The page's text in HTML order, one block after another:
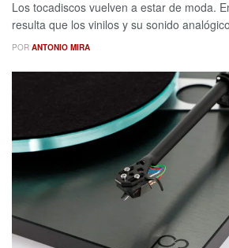
Los tocadiscos vuelven a estar de moda.
resulta que los vinilos y su sonido
POR ANTONIO MIRA